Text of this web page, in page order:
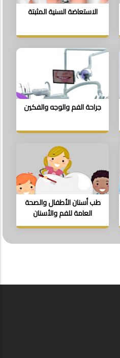
الاستعاضة السنية المثبتة
جراحة الفم والوجه والفكين
طب أسنان الأطفال والصحة
العامة للفم والأسنان